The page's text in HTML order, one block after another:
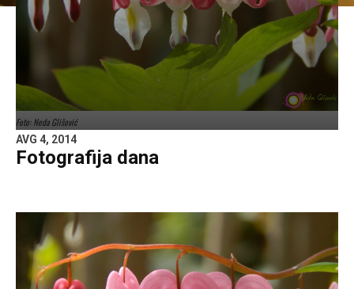
Foto: Neda Glišović
AVG 4, 2014
Fotografija dana